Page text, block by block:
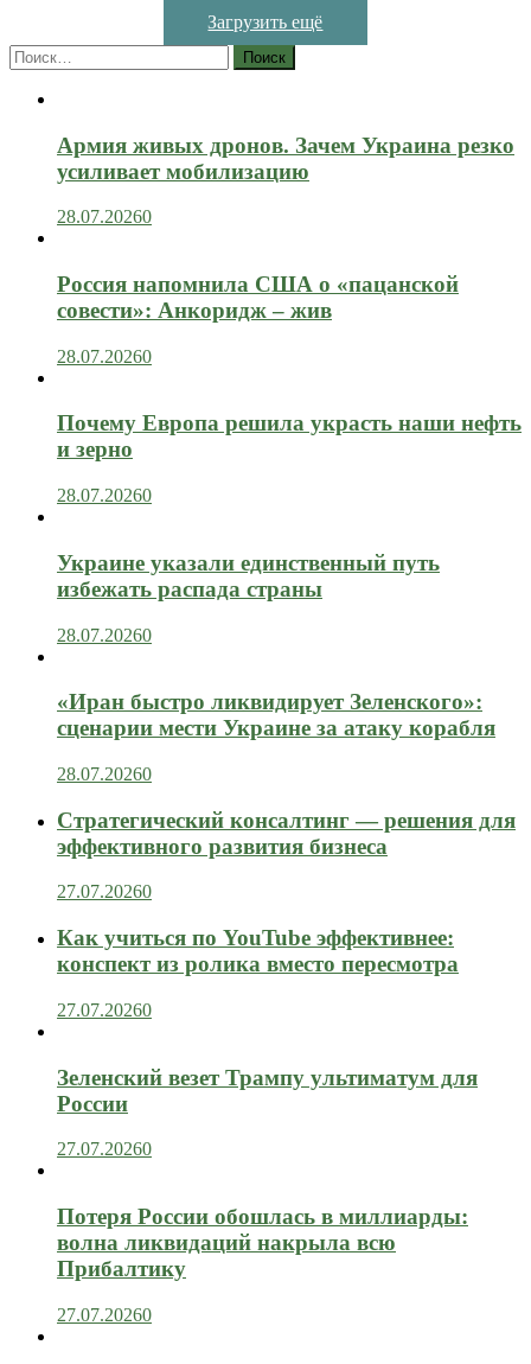
Загрузить ещё
Найти:
Армия живых дронов. Зачем Украина резко
усиливает мобилизацию
28.07.20260
Россия напомнила США о «пацанской
совести»: Анкоридж – жив
28.07.20260
Почему Европа решила украсть наши нефть
и зерно
28.07.20260
Украине указали единственный путь
избежать распада страны
28.07.20260
«Иран быстро ликвидирует Зеленского»:
сценарии мести Украине за атаку корабля
28.07.20260
Стратегический консалтинг — решения для
эффективного развития бизнеса
27.07.20260
Как учиться по YouTube эффективнее:
конспект из ролика вместо пересмотра
27.07.20260
Зеленский везет Трампу ультиматум для
России
27.07.20260
Потеря России обошлась в миллиарды:
волна ликвидаций накрыла всю
Прибалтику
27.07.20260